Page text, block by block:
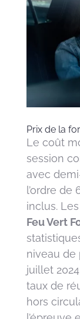
Prix de la
Le coût
session
avec
l’ordre de
inclus.
Feu Vert
niveau de
juillet
taux de
hors